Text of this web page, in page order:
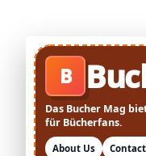
B
Das Bucher Mag
für Bücherfans.
About Us